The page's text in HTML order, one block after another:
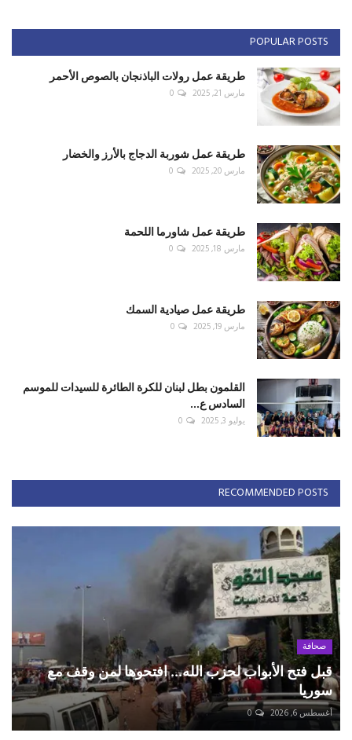
POPULAR POSTS
طريقة عمل رولات الباذنجان بالصوص الأحمر
مارس 21, 2025 0
طريقة عمل شوربة الدجاج بالأرز والخضار
مارس 20, 2025 0
طريقة عمل شاورما اللحمة
مارس 18, 2025 0
طريقة عمل صيادية السمك
مارس 19, 2025 0
القلمون بطل لبنان للكرة الطائرة للسيدات للموسم
السادس ع...
يوليو 3, 2025 0
RECOMMENDED POSTS
صحافة
قبل فتح الأبواب لحزب الله... افتحوها لمن وقف مع
سوريا
أغسطس 6, 2026 0